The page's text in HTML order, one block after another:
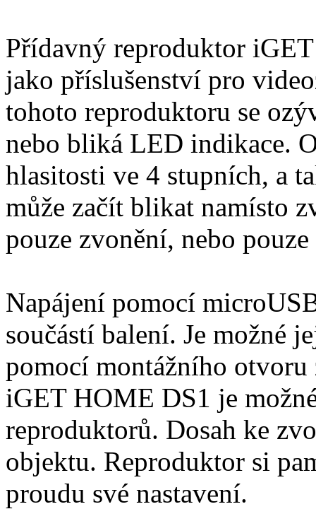
Přídavný reproduktor
jako příslušenství pro
tohoto reproduktoru se
nebo bliká LED indikace.
hlasitosti ve 4 stupních, a
může začít blikat namísto
pouze zvonění, nebo
Napájení pomocí
součástí balení. Je možné
pomocí montážního
iGET HOME DS1 je
reproduktorů. Dosah ke
objektu. Reproduktor si
proudu své nastavení.